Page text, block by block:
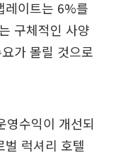
레이트는 6%를
구체적인 사양
가 몰릴 것으로
영수익이 개선되
럭셔리 호텔